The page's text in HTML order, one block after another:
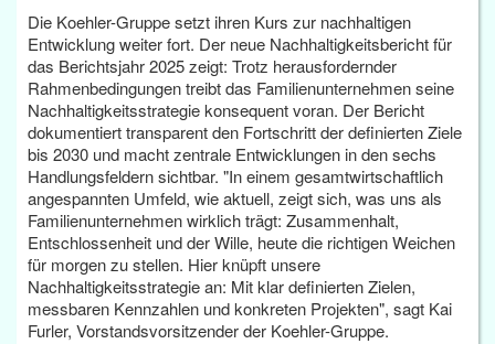
Die Koehler-Gruppe setzt ihren Kurs zur nachhaltigen
Entwicklung weiter fort. Der neue Nachhaltigkeitsbericht für
das Berichtsjahr 2025 zeigt: Trotz herausfordernder
Rahmenbedingungen treibt das Familienunternehmen seine
Nachhaltigkeitsstrategie konsequent voran. Der Bericht
dokumentiert transparent den Fortschritt der definierten Ziele
bis 2030 und macht zentrale Entwicklungen in den sechs
Handlungsfeldern sichtbar. "In einem gesamtwirtschaftlich
angespannten Umfeld, wie aktuell, zeigt sich, was uns als
Familienunternehmen wirklich trägt: Zusammenhalt,
Entschlossenheit und der Wille, heute die richtigen Weichen
für morgen zu stellen. Hier knüpft unsere
Nachhaltigkeitsstrategie an: Mit klar definierten Zielen,
messbaren Kennzahlen und konkreten Projekten", sagt Kai
Furler, Vorstandsvorsitzender der Koehler-Gruppe.